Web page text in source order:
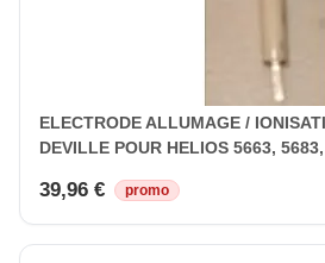
ELECTRODE ALLUMAGE /
DEVILLE POUR HELIOS 5663,
39,96 € promo